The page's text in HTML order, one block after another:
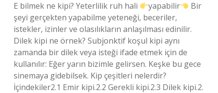
E bilmek ne kipi? Yeterlilik ruh hali yapabilir
Bir
şeyi gerçekten yapabilme yeteneği, beceriler,
istekler, izinler ve olasılıkların anlaşılması edinilir.
Dilek kipi ne örnek? Subjonktif koşul kipi aynı
zamanda bir dilek veya isteği ifade etmek için de
kullanılır: Eğer yarın bizimle gelirsen. Keşke bu gece
sinemaya gidebilsek. Kip çeşitleri nelerdir?
İçindekiler2.1 Emir kipi.2.2 Gerekli kipi.2.3 Dilek kipi.2.